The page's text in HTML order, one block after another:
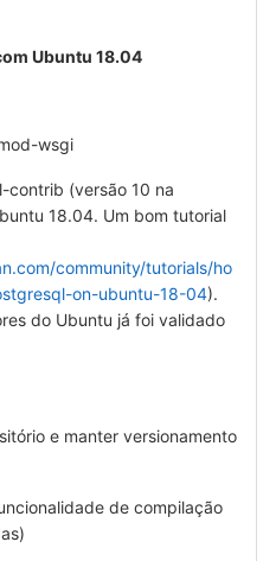
Ubuntu 18.04
wsgi
contrib (versão 10 na
18.04. Um bom tutorial
community/tutorials/ho
on-ubuntu-18-04).
do Ubuntu já foi validado
e manter versionamento
de compilação